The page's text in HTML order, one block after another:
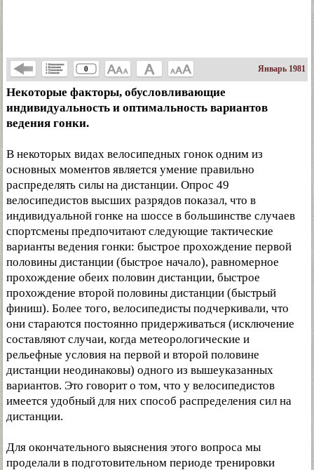
0 Январь 1981
Некоторые факторы, обусловливающие
индивидуальность и оптимальность вариантов
ведения гонки.
В некоторых видах велосипедных гонок одним из
основных моментов является умение правильно
распределять силы на дистанции. Опрос 49
велосипедистов высших разрядов показал, что в
индивидуальной гонке на шоссе в большинстве случаев
спортсмены предпочитают следующие тактические
варианты ведения гонки: быстрое прохождение первой
половины дистанции (быстрое начало), равномерное
прохождение обеих половин дистанции, быстрое
прохождение второй половины дистанции (быстрый
финиш). Более того, велосипедисты подчеркивали, что
они стараются постоянно придерживаться (исключение
составляют случаи, когда метеорологические и
рельефные условия на первой и второй половине
дистанции неодинаковы) одного из вышеуказанных
вариантов. Это говорит о том, что у велосипедистов
имеется удобный для них способ распределения сил на
дистанции.
Для окончательного выяснения этого вопроса мы
проделали в подготовительном периоде тренировки